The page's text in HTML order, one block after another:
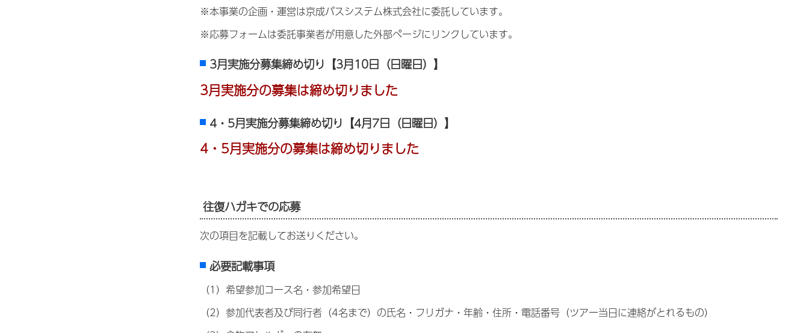
※本事業の企画・運営は京成バスシステム株式会社に委託しています。
※応募フォームは委託事業者が用意した外部ページにリンクしています。
3月実施分募集締め切り【3月10日（日曜日）】
3月実施分の募集は締め切りました
4・5月実施分募集締め切り【4月7日（日曜日）】
4・5月実施分の募集は締め切りました
往復ハガキでの応募
次の項目を記載してお送りください。
必要記載事項
（1）希望参加コース名・参加希望日
（2）参加代表者及び同行者（4名まで）の氏名・フリガナ・年齢・住所・電話番号（ツアー当日に連絡がとれるもの）